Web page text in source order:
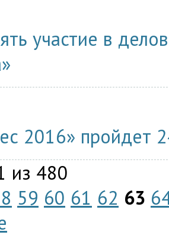
участие в
2016» пройдет
из 480
59 60 61 62 63